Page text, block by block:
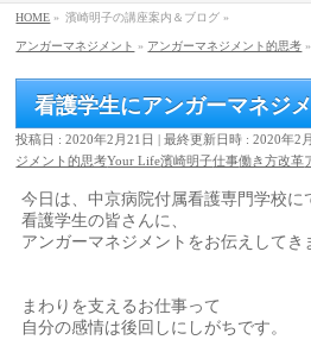
HOME » 濱崎明子の講座案内＆ブログ »
アンガーマネジメント » アンガーマネジメント的思考 »
看護学生にアンガーマネジ
投稿日 : 2020年2月21日 最終更新日時 : 2020年2
ジメント的思考Your Life濱崎明子仕事働き方改革
今日は、中京病院付属看護専門学校に
看護学生の皆さんに、
アンガーマネジメントをお伝えしてき
まわりを支えるお仕事って
自分の感情は後回しにしがちです。